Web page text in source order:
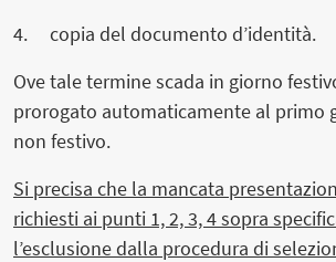
4. copia del documento d’identità.
Ove tale termine scada in giorno
prorogato automaticamente al primo
non festivo.
Si precisa che la mancata
richiesti ai punti 1, 2, 3, 4 sopra
l’esclusione dalla procedura di